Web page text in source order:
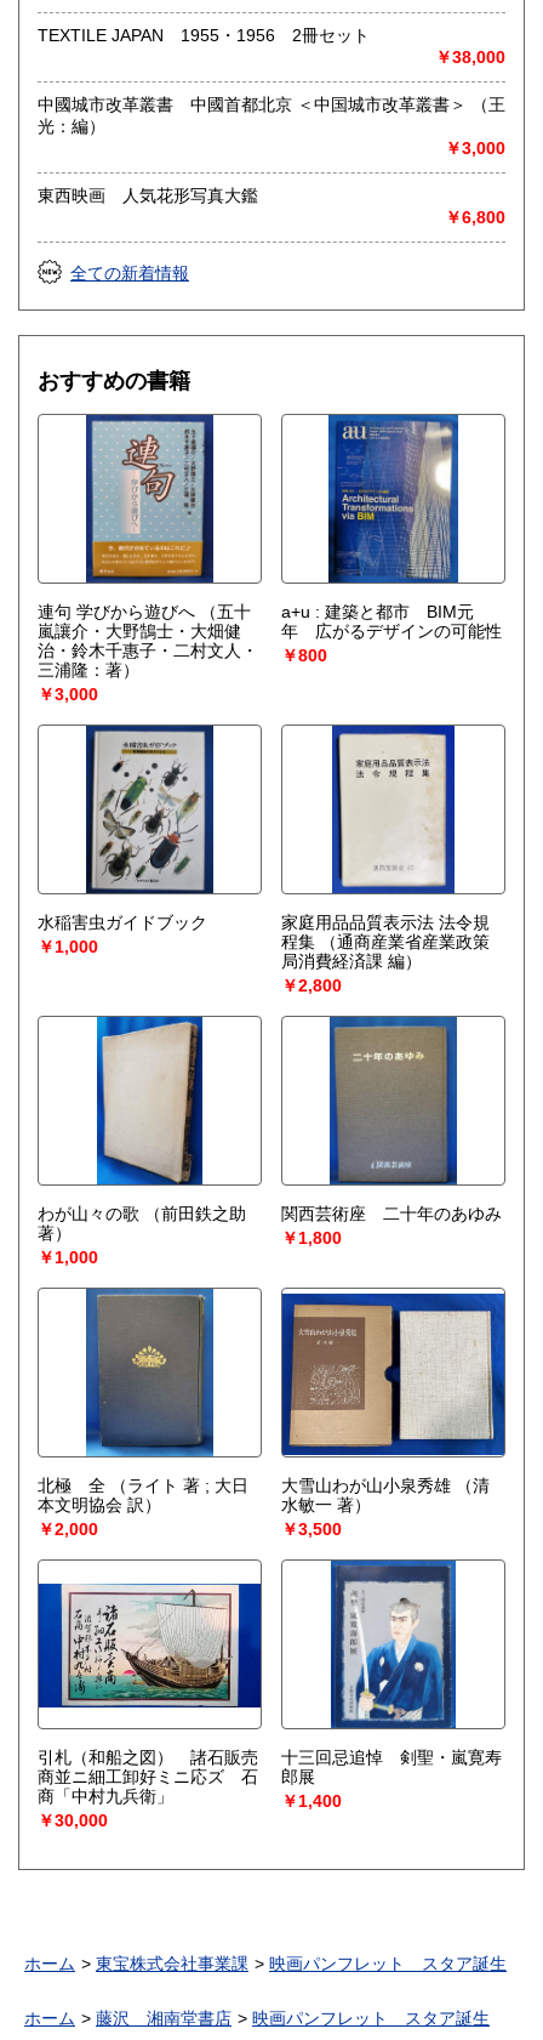
TEXTILE JAPAN 1955・1956 2冊セット
￥38,000
中國城市改革叢書 中國首都北京 ＜中国城市改革叢書＞ （王
光：編）
￥3,000
東西映画 人気花形写真大鑑
￥6,800
全ての新着情報
おすすめの書籍
連句 学びから遊びへ
（五十
嵐讓介・大野鵠士・大畑健
治・鈴木千惠子・二村文人・
三浦隆：著）
￥3,000
a+u : 建築と都市 BIM元
年 広がるデザインの可能性
￥800
水稲害虫ガイドブック
￥1,000
家庭用品品質表示法 法令規
程集
（通商産業省産業政策
局消費経済課 編）
￥2,800
わが山々の歌
（前田鉄之助
著）
￥1,000
関西芸術座 二十年のあゆみ
￥1,800
北極 全
（ライト 著 ; 大日
本文明協会 訳）
￥2,000
大雪山わが山小泉秀雄
（清
水敏一 著）
￥3,500
引札（和船之図） 諸石販売
商並ニ細工卸好ミニ応ズ 石
商「中村九兵衛」
￥30,000
十三回忌追悼 剣聖・嵐寛寿
郎展
￥1,400
ホーム 東宝株式会社事業課 映画パンフレット スタア誕生
ホーム 藤沢 湘南堂書店 映画パンフレット スタア誕生